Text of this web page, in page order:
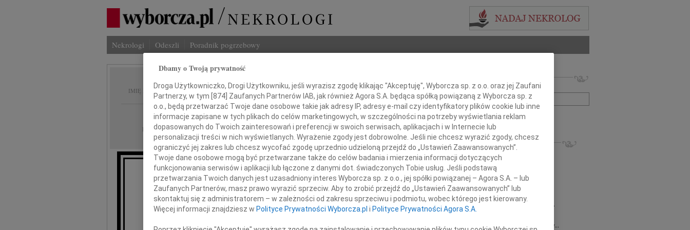
Nekrologi Odeszli Poradnik pogrzebowy
IMIĘ I NAZWISKO: Ryszard Kubczyński
REGION: Gdańsk
DATA EMISJI: 02.02.2010
Z ogromnym żalem informujemy,
że w dn. 30 stycznia 2010 r
Ryszard Kubczyński
Imię i nazwisko lub numer ogłoszenia:
+ szukanie zaawansowane
INNE NEKROLOGI
06.08.2026Gdańsk
Drogi Piotrze Koleżanki i Koledzy z firmy...
05.08.2026Gdańsk
Nasze Koleżance Renacie Sęk w trudnych...
04.08.2026
Gdańsk
Panu Piotrowi Widzowi Radnemu Sejmiku...
Zofia Mazurek
Naszej Koleżance Beacie Rumińskiej wyrazy...
Dbamy o Twoją prywatność
Droga Użytkowniczko, Drogi Użytkowniku, jeśli wyrazisz zgodę klikając "Akceptuję", Wyborcza sp. z o.o. oraz jej Zaufani
Partnerzy, w tym [874] Zaufanych Partnerów IAB, jak również Agora S.A. będąca spółką powiązaną z Wyborcza sp. z
o.o., będą przetwarzać Twoje dane osobowe takie jak adresy IP, adresy e-mail czy identyfikatory plików cookie lub inne
informacje zapisane w tych plikach do celów marketingowych, w szczególności na potrzeby wyświetlania reklam
dopasowanych do Twoich zainteresowań i preferencji w swoich serwisach, aplikacjach i w Internecie lub
personalizacji treści w nich wyświetlanych. Wyrażenie zgody jest dobrowolne. Jeśli nie chcesz wyrazić zgody, chcesz
ograniczyć jej zakres lub chcesz wycofać zgodę uprzednio udzieloną przejdź do „Ustawień Zaawansowanych”.
Twoje dane osobowe mogą być przetwarzane także do celów badania i mierzenia informacji dotyczących
funkcjonowania serwisów i aplikacji lub łączone z danymi dot. świadczonych Tobie usług. Jeśli podstawą
przetwarzania Twoich danych jest uzasadniony interes Wyborcza sp. z o.o., jej spółki powiązanej – Agora S.A. – lub
Zaufanych Partnerów, masz prawo wyrazić sprzeciw. Aby to zrobić przejdź do „Ustawień Zaawansowanych” lub
skontaktuj się z administratorem – w zależności od zakresu sprzeciwu i podmiotu, wobec którego jest kierowany.
Więcej informacji znajdziesz w Polityce Prywatności Wyborcza.pl i Polityce Prywatności Agora S.A.